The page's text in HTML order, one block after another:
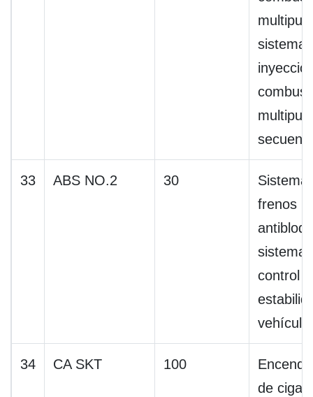
sistema
33 ABS NO.2 30
Sistema
frenos
sistema
control
vehículo
34 CA SKT 100
de